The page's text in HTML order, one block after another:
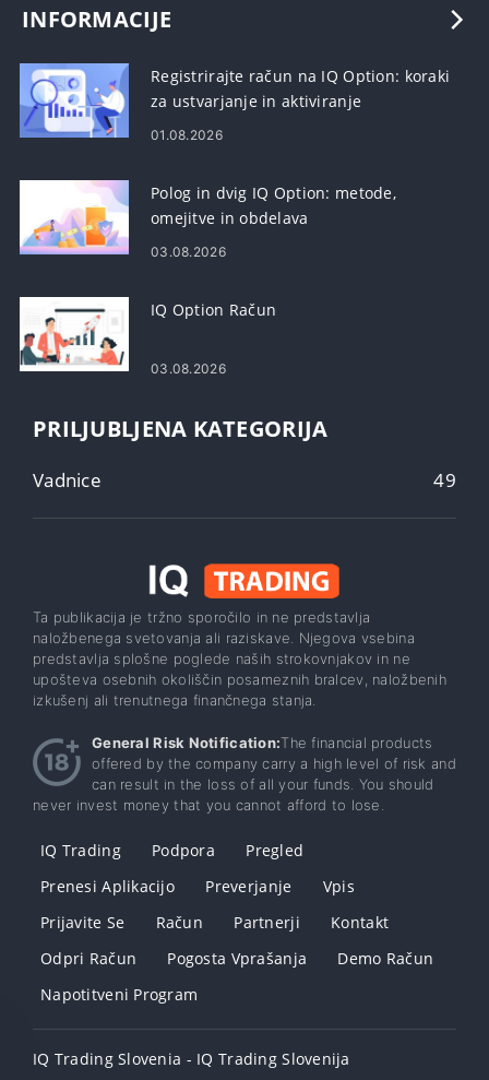
INFORMACIJE
Registrirajte račun na IQ Option: koraki
za ustvarjanje in aktiviranje
01.08.2026
Polog in dvig IQ Option: metode,
omejitve in obdelava
03.08.2026
IQ Option Račun
03.08.2026
PRILJUBLJENA KATEGORIJA
Vadnice 49
Ta publikacija je tržno sporočilo in ne predstavlja
naložbenega svetovanja ali raziskave. Njegova vsebina
predstavlja splošne poglede naših strokovnjakov in ne
upošteva osebnih okoliščin posameznih bralcev, naložbenih
izkušenj ali trenutnega finančnega stanja.
General Risk Notification:The financial products
offered by the company carry a high level of risk and
can result in the loss of all your funds. You should
never invest money that you cannot afford to lose.
IQ Trading Podpora
Pregled
Prenesi Aplikacijo
Preverjanje
Vpis
Prijavite Se
Račun Partnerji
Kontakt
Odpri Račun
Pogosta Vprašanja
Demo Račun
Napotitveni Program
IQ Trading Slovenia - IQ Trading Slovenija